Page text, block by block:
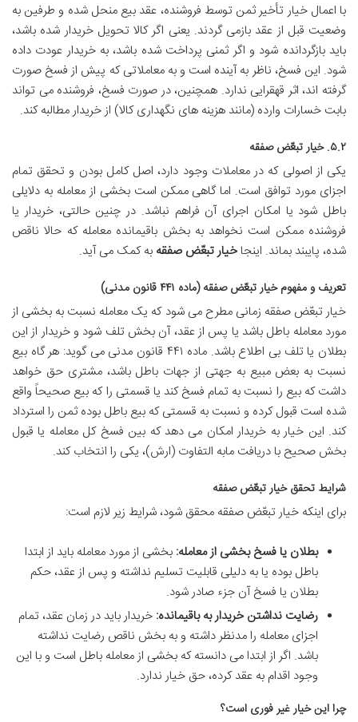
با اعمال خیار تأخیر ثمن توسط فروشنده، عقد بیع منحل شده و طرفین به
وضعیت قبل از عقد بازمی گردند. یعنی اگر کالا تحویل خریدار شده باشد،
باید بازگردانده شود و اگر ثمنی پرداخت شده باشد، به خریدار عودت داده
شود. این فسخ، ناظر به آینده است و به معاملاتی که پیش از فسخ صورت
گرفته اند، اثر قهقرایی ندارد. همچنین، در صورت فسخ، فروشنده می تواند
بابت خسارات وارده (مانند هزینه های نگهداری کالا) از خریدار مطالبه کند.
۵.۲. خیار تبعّض صفقه
یکی از اصولی که در معاملات وجود دارد، اصل کامل بودن و تحقق تمام
اجزای مورد توافق است. اما گاهی ممکن است بخشی از معامله به دلایلی
باطل شود یا امکان اجرای آن فراهم نباشد. در چنین حالتی، خریدار یا
فروشنده ممکن است نخواهد به بخش باقیمانده معامله که حالا ناقص
شده، پایبند بماند. اینجاخیار تبعّض صفقه به کمک می آید.
تعریف و مفهوم خیار تبعّض صفقه (ماده ۴۴۱ قانون مدنی)
خیار تبعّض صفقه زمانی مطرح می شود که یک معامله نسبت به بخشی از
مورد معامله باطل باشد یا پس از عقد، آن بخش تلف شود و خریدار از این
بطلان یا تلف بی اطلاع باشد. ماده ۴۴۱ قانون مدنی می گوید: هر گاه بیع
نسبت به بعض مبیع به جهتی از جهات باطل باشد، مشتری حق خواهد
داشت که بیع را نسبت به تمام فسخ کند یا قسمتی را که بیع صحیحاً واقع
شده است قبول کرده و نسبت به قسمتی که بیع باطل بوده ثمن را استرداد
کند. این خیار به خریدار امکان می دهد که بین فسخ کل معامله یا قبول
بخش صحیح با دریافت مابه التفاوت (ارش)، یکی را انتخاب کند.
شرایط تحقق خیار تبعّض صفقه
برای اینکه خیار تبعّض صفقه محقق شود، شرایط زیر لازم است:
بطلان یا فسخ بخشی از معامله: بخشی از مورد معامله باید از ابتدا
باطل بوده یا به دلیلی قابلیت تسلیم نداشته و پس از عقد، حکم
بطلان یا فسخ آن جزء صادر شود.
رضایت نداشتن خریدار به باقیمانده: خریدار باید در زمان عقد، تمام
اجزای معامله را مدنظر داشته و به بخش ناقص رضایت نداشته
باشد. اگر از ابتدا می دانسته که بخشی از معامله باطل است و با این
وجود اقدام به عقد کرده، حق خیار ندارد.
چرا این خیار غیر فوری است؟